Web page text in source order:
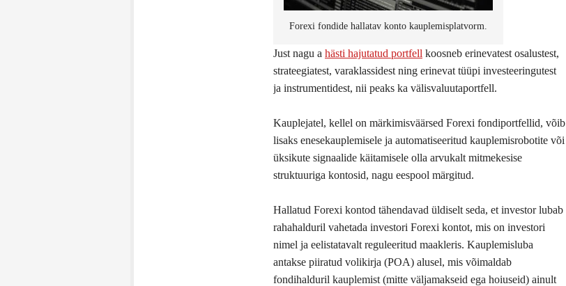
Forexi fondide hallatav konto kauplemisplatvorm.
Just nagu a hästi hajutatud portfell koosneb erinevatest osalustest,
strateegiatest, varaklassidest ning erinevat tüüpi investeeringutest
ja instrumentidest, nii peaks ka välisvaluutaportfell.
Kauplejatel, kellel on märkimisväärsed Forexi fondiportfellid, võib
lisaks enesekauplemisele ja automatiseeritud kauplemisrobotite või
üksikute signaalide käitamisele olla arvukalt mitmekesise
struktuuriga kontosid, nagu eespool märgitud.
Hallatud Forexi kontod tähendavad üldiselt seda, et investor lubab
rahahalduril vahetada investori Forexi kontot, mis on investori
nimel ja eelistatavalt reguleeritud maakleris. Kauplemisluba
antakse piiratud volikirja (POA) alusel, mis võimaldab
fondihalduril kauplemist (mitte väljamakseid ega hoiuseid) ainult